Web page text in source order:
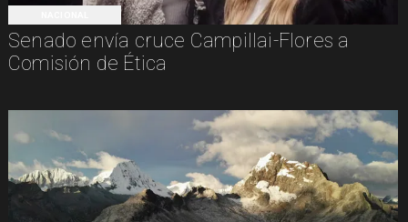
Senado envía cruce Campillai-Flores a
Comisión de Ética